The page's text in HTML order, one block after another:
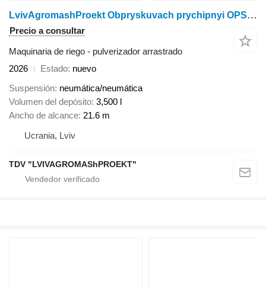
LvivAgromashProekt Obpryskuvach prychipnyi OPSh-3524/3521 ASU+GPS PLUS
Precio a consultar
Maquinaria de riego - pulverizador arrastrado
2026
Estado nuevo
Suspensión neumática/neumática
Volumen del depósito 3,500 l
Ancho de alcance 21.6 m
Ucrania, Lviv
TDV "LVIVAGROMAShPROEKT"